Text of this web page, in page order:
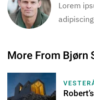
Lorem
More From Bjørn